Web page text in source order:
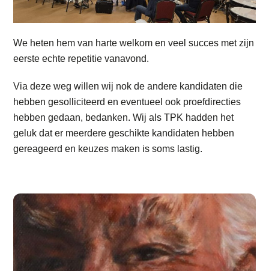
We heten hem van harte welkom en veel succes met zijn
eerste echte repetitie vanavond.
Via deze weg willen wij nok de andere kandidaten die
hebben gesolliciteerd en eventueel ook proefdirecties
hebben gedaan, bedanken. Wij als TPK hadden het
geluk dat er meerdere geschikte kandidaten hebben
gereageerd en keuzes maken is soms lastig.